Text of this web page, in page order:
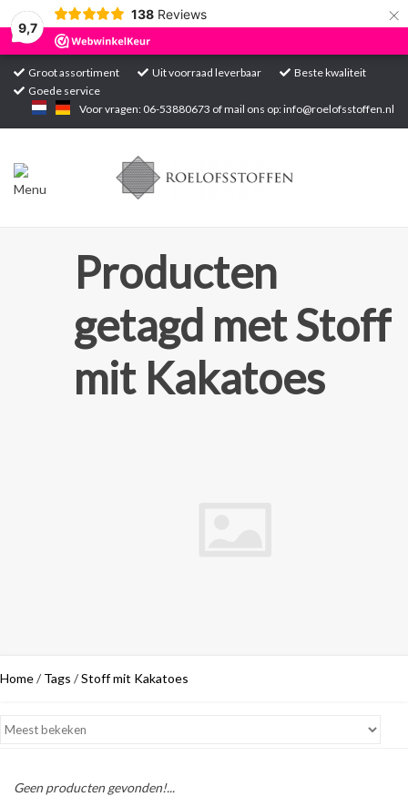
9,7
138 Reviews ×
Groot assortiment Uit voorraad leverbaar
Beste kwaliteit
Goede service
Voor vragen: 06-53880673 of mail ons op:info@roelofsstoffen.nl
Home
Producten
getagd met Stoff
mit Kakatoes
Home/ Tags /Stoff mit Kakatoes
Geen producten gevonden!...